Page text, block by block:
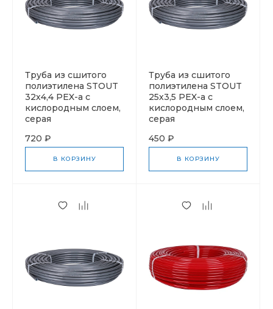
Труба из сшитого
полиэтилена STOUT
32х4,4 PEX-a с
кислородным слоем,
серая
720 ₽
В КОРЗИНУ
Труба из сшитого
полиэтилена STOUT
25х3,5 PEX-a с
кислородным слоем,
серая
450 ₽
В КОРЗИНУ